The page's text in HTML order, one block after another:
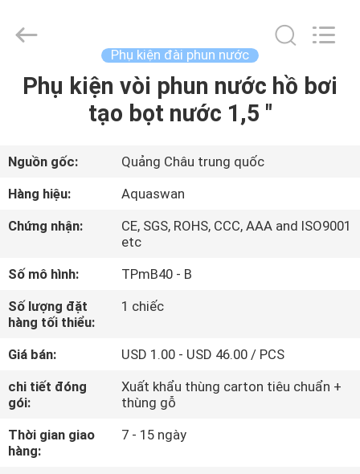
TRANG
CÁC
SẢN
PHẨM
VỀ
CHÚNG
TÔI
THAM
QUAN
NHÀ
MÁY
aquaswan
water
Rights
Reserved.
Phụ kiện đài phun nước
Phụ kiện vòi phun nước hồ bơi
tạo bọt nước 1,5 "
Nguồn gốc:
Quảng Châu trung quốc
Hàng hiệu:
Aquaswan
Chứng nhận:
CE, SGS, ROHS, CCC, AAA and ISO9001
etc
Số mô hình:
TPmB40 - B
Số lượng đặt
hàng tối thiểu:
1 chiếc
Giá bán:
USD 1.00 - USD 46.00 / PCS
chi tiết đóng
gói:
Xuất khẩu thùng carton tiêu chuẩn +
thùng gỗ
Thời gian giao
hàng:
7 - 15 ngày